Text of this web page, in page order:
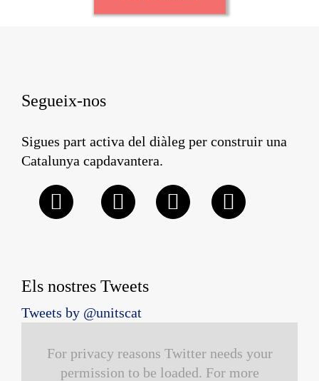
Segueix-nos
Sigues part activa del diàleg per construir una
Catalunya capdavantera.
Els nostres Tweets
Tweets by @unitscat
For privacy reasons Twitter needs your
permission to be loaded. For more